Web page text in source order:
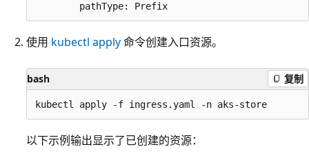
使用 kubectl apply命令创建入口资源。
bash 复制
以下示例输出显示了已创建的资源：